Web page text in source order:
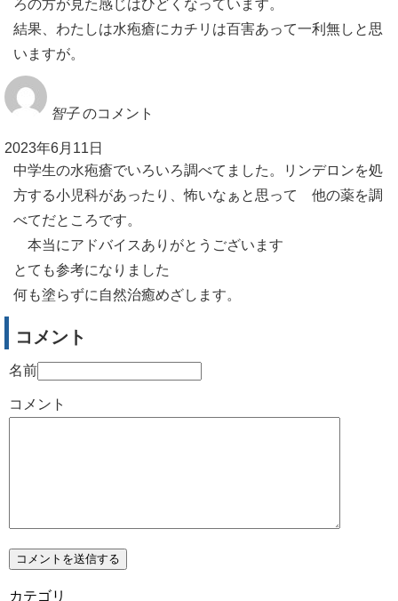
ろの方が見た感じはひどくなっています。
結果、わたしは水疱瘡にカチリは百害あって一利無しと思
いますが。
智子 のコメント
2023年6月11日
中学生の水疱瘡でいろいろ調べてました。リンデロンを処
方する小児科があったり、怖いなぁと思って 他の薬を調
べてだところです。
本当にアドバイスありがとうございます
とても参考になりました
何も塗らずに自然治癒めざします。
コメント
名前
コメント
カテゴリ